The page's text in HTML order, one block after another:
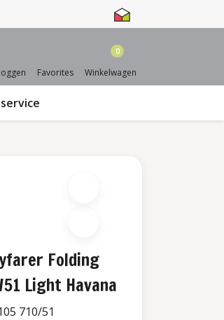
Favorites
0
Winkelwagen
Folding
Light Havana
710/51